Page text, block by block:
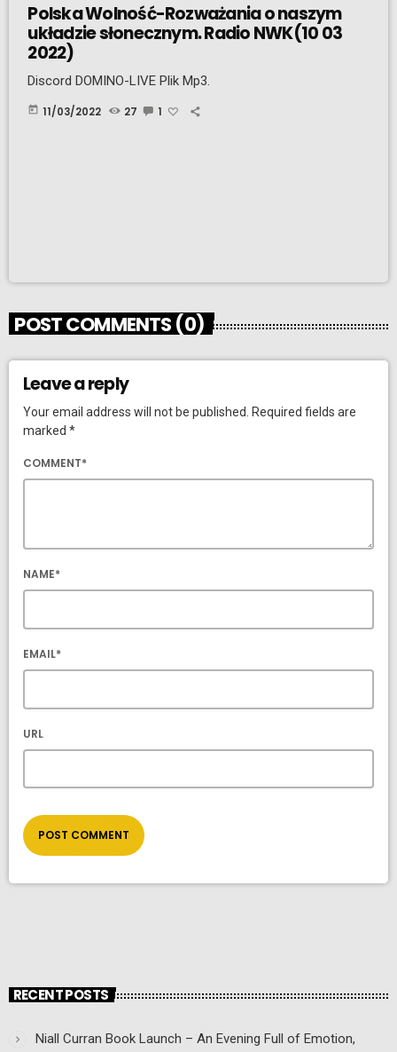
Polska Wolność-Rozważania o naszym
układzie słonecznym. Radio NWK(10 03
2022)
Discord DOMINO-LIVE Plik Mp3.
today 11/03/2022 27 1
POST COMMENTS (0)
Leave a reply
Your email address will not be published. Required fields are
marked *
COMMENT*
NAME*
EMAIL*
URL
RECENT POSTS
Niall Curran Book Launch – An Evening Full of Emotion,